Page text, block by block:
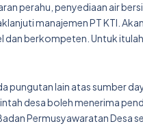
perahu, penyediaan air
manajemen PT KTI.
dan berkompeten. Untuk
pungutan lain atas sumber
desa boleh menerima
Permusyawaratan Desa